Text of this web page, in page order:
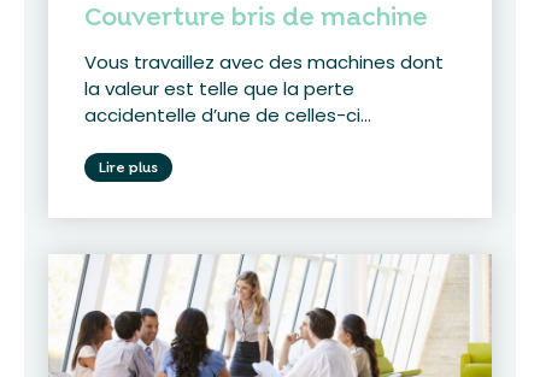
Couverture bris de machine
Vous travaillez avec des machines dont
la valeur est telle que la perte
accidentelle d’une de celles-ci...
Lire plus